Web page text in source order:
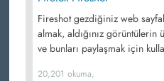
Fireshot gezdiğiniz web
almak, aldığınız
ve bunları paylaşmak için
20,201 okuma,